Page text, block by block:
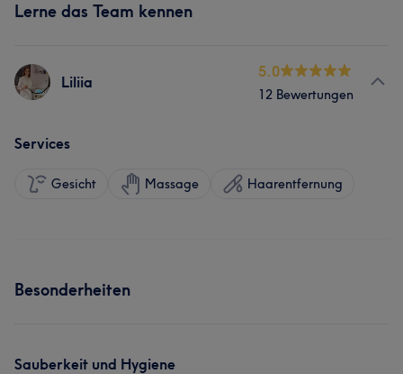
Lerne das Team kennen
Liliia
5.0
12 Bewertungen
Services
Gesicht Massage Haarentfernung
Besonderheiten
Sauberkeit und Hygiene